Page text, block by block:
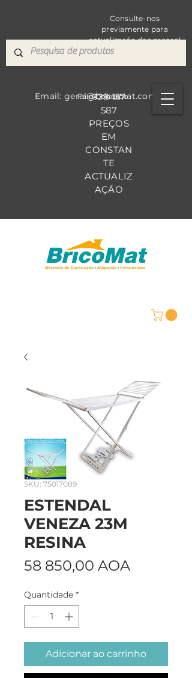
Consulte-nos
previamente para
actualização dos preços!
928 157
587
PREÇOS
EM
CONSTAN
TE
ACTUALIZ
AÇÃO
Fale Conosco
Email: geral@bricomat.com
SKU: 75017089
ESTENDAL
VENEZA 23M
RESINA
58 850,00 AOA
Quantidade *
Adicionar ao carrinho